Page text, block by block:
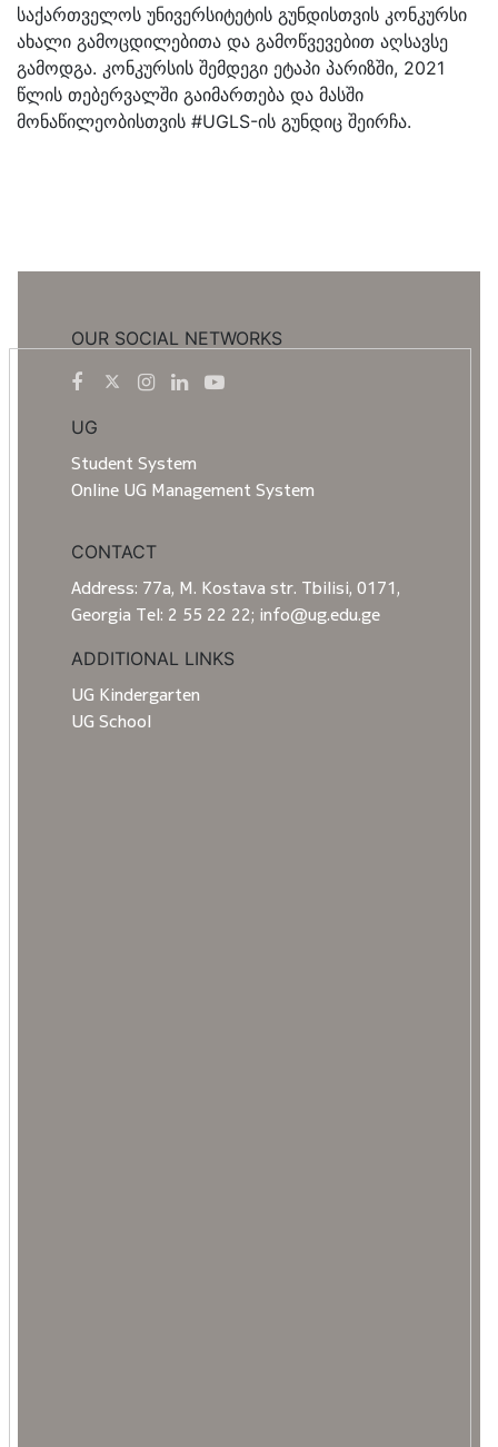
საქართველოს უნივერსიტეტის გუნდისთვის კონკურსი
ახალი გამოცდილებითა და გამოწვევებით აღსავსე
გამოდგა. კონკურსის შემდეგი ეტაპი პარიზში, 2021
წლის თებერვალში გაიმართება და მასში
მონაწილეობისთვის #UGLS-ის გუნდიც შეირჩა.
OUR SOCIAL NETWORKS
UG
Student System
Online UG Management System
CONTACT
Address: 77a, M. Kostava str. Tbilisi, 0171,
Georgia Tel: 2 55 22 22; info@ug.edu.ge
ADDITIONAL LINKS
UG Kindergarten
UG School